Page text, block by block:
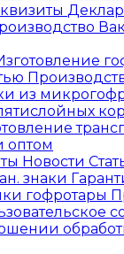
из
оптом
Новости
знаки
гофротары